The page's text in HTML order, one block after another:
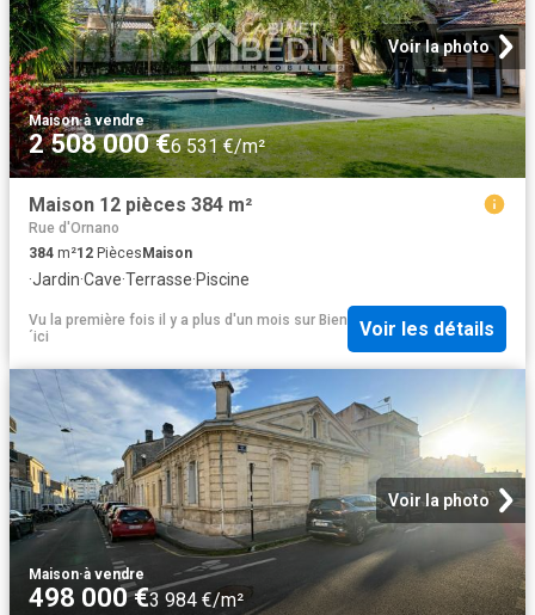
Voir la photo
Maison·à vendre
2 508 000 €6 531 €/m²
Maison 12 pièces 384 m²
Rue d'Ornano
384 m²12 Pièces Maison
·Jardin·Cave·Terrasse·Piscine
Vu la première fois il y a plus d'un mois sur Bien
´ici
Voir les détails
Voir la photo
Maison·à vendre
498 000 €3 984 €/m²